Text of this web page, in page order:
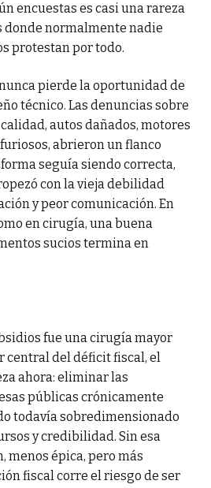
encuestas es casi una rareza
donde normalmente nadie
protestan por todo.
pierde la oportunidad de
técnico. Las denuncias sobre
autos dañados, motores
abrieron un flanco
seguía siendo correcta,
con la vieja debilidad
y peor comunicación. En
en cirugía, una buena
sucios termina en
fue una cirugía mayor
central del déficit fiscal, el
ahora: eliminar las
públicas crónicamente
todavía sobredimensionado
y credibilidad. Sin esa
menos épica, pero más
fiscal corre el riesgo de ser